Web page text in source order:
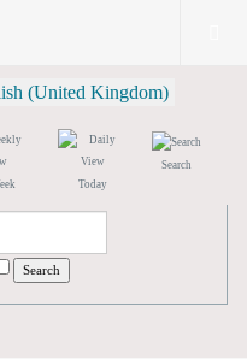
Today
Search